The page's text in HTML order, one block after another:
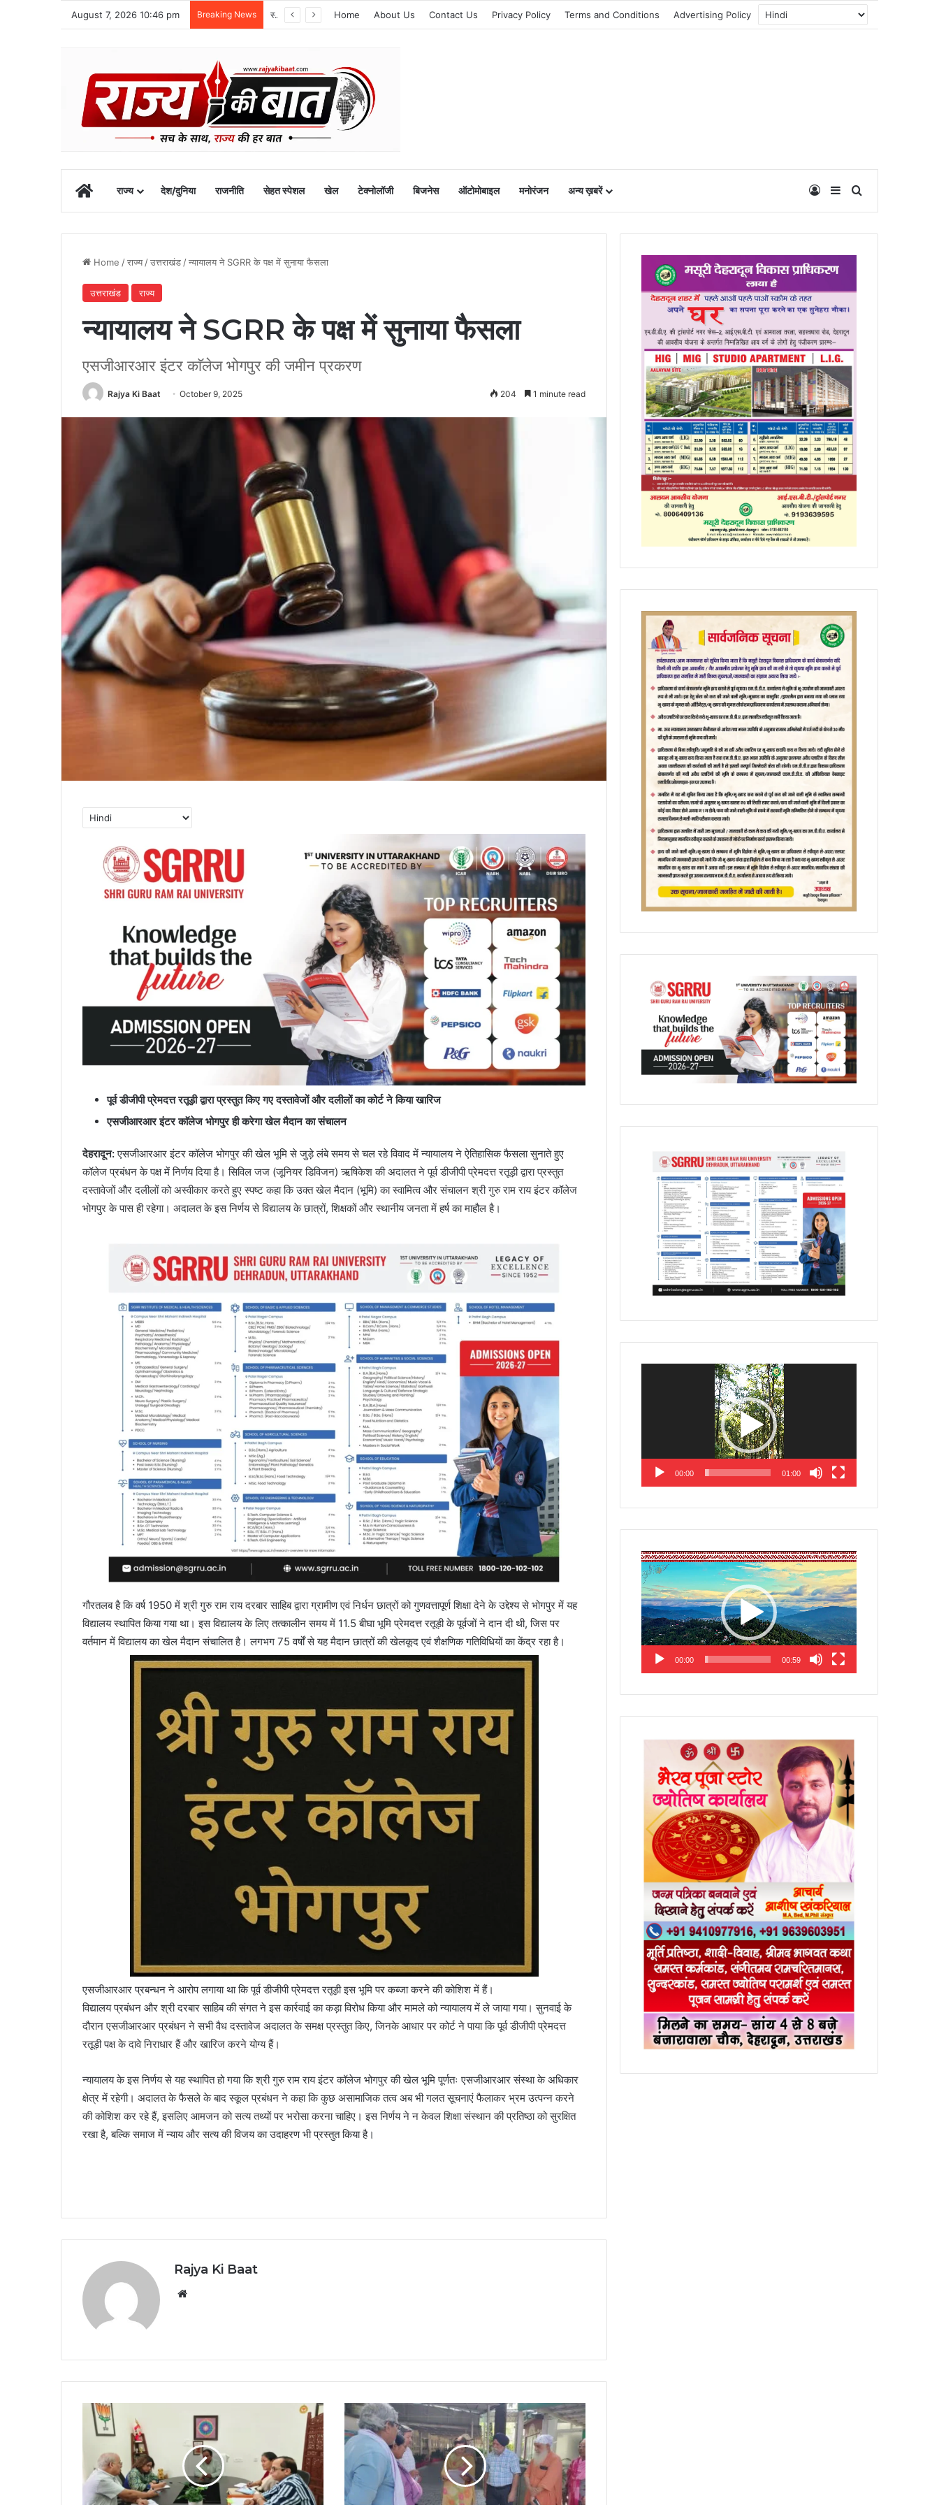
August 7, 2026 10:46 pm Breaking News स्वतंत्रता दिवस समारोह की तैयारियां तेज, डीएम ने की तैयारियों की समीक्षा Home About Us Contact Us Privacy Policy Terms and Conditions Advertising Policy
Homeराज्य देश/दुनिया राजनीति सेहत स्पेशल खेल टेक्नोलॉजी बिजनेस ऑटोमोबाइल मनोरंजन अन्य ख़बरें Log InSidebar
Home /राज्य /उत्तराखंड /न्यायालय ने SGRR के पक्ष में सुनाया फैसला
उत्तराखंड राज्य
न्यायालय ने SGRR के पक्ष में सुनाया फैसला
एसजीआरआर इंटर काॅलेज भोगपुर की जमीन प्रकरण
Rajya Ki Baat October 9, 2025 204 1 minute read
पूर्व डीजीपी प्रेमदत्त रतूड़ी द्वारा प्रस्तुत किए गए दस्तावेजों और दलीलों का कोर्ट ने किया खारिज
एसजीआरआर इंटर काॅलेज भोगपुर ही करेगा खेल मैदान का संचालन
देहरादून: एसजीआरआर इंटर कॉलेज भोगपुर की खेल भूमि से जुड़े लंबे समय से चल रहे विवाद में न्यायालय ने ऐतिहासिक फैसला सुनाते हुए
कॉलेज प्रबंधन के पक्ष में निर्णय दिया है। सिविल जज (जूनियर डिविजन) ऋषिकेश की अदालत ने पूर्व डीजीपी प्रेमदत्त रतूड़ी द्वारा प्रस्तुत
दस्तावेजों और दलीलों को अस्वीकार करते हुए स्पष्ट कहा कि उक्त खेल मैदान (भूमि) का स्वामित्व और संचालन श्री गुरु राम राय इंटर कॉलेज
भोगपुर के पास ही रहेगा। अदालत के इस निर्णय से विद्यालय के छात्रों, शिक्षकों और स्थानीय जनता में हर्ष का माहौल है।
गौरतलब है कि वर्ष 1950 में श्री गुरु राम राय दरबार साहिब द्वारा ग्रामीण एवं निर्धन छात्रों को गुणवत्तापूर्ण शिक्षा देने के उद्देश्य से भोगपुर में यह
विद्यालय स्थापित किया गया था। इस विद्यालय के लिए तत्कालीन समय में 11.5 बीघा भूमि प्रेमदत्त रतूड़ी के पूर्वजों ने दान दी थी, जिस पर
वर्तमान में विद्यालय का खेल मैदान संचालित है। लगभग 75 वर्षों से यह मैदान छात्रों की खेलकूद एवं शैक्षणिक गतिविधियों का केंद्र रहा है।
एसजीआरआर प्रबन्धन ने आरोप लगाया था कि पूर्व डीजीपी प्रेमदत्त रतूड़ी इस भूमि पर कब्जा करने की कोशिश में हैं।
विद्यालय प्रबंधन और श्री दरबार साहिब की संगत ने इस कार्रवाई का कड़ा विरोध किया और मामले को न्यायालय में ले जाया गया। सुनवाई के
दौरान एसजीआरआर प्रबंधन ने सभी वैध दस्तावेज अदालत के समक्ष प्रस्तुत किए, जिनके आधार पर कोर्ट ने पाया कि पूर्व डीजीपी प्रेमदत्त
रतूड़ी पक्ष के दावे निराधार हैं और खारिज करने योग्य हैं।
न्यायालय के इस निर्णय से यह स्थापित हो गया कि श्री गुरु राम राय इंटर कॉलेज भोगपुर की खेल भूमि पूर्णतः एसजीआरआर संस्था के अधिकार
क्षेत्र में रहेगी। अदालत के फैसले के बाद स्कूल प्रबंधन ने कहा कि कुछ असामाजिक तत्व अब भी गलत सूचनाएं फैलाकर भ्रम उत्पन्न करने
की कोशिश कर रहे हैं, इसलिए आमजन को सत्य तथ्यों पर भरोसा करना चाहिए। इस निर्णय ने न केवल शिक्षा संस्थान की प्रतिष्ठा को सुरक्षित
रखा है, बल्कि समाज में न्याय और सत्य की विजय का उदाहरण भी प्रस्तुत किया है।
Rajya Ki Baat
00:00 01:00
Video
Player
00:00 00:59